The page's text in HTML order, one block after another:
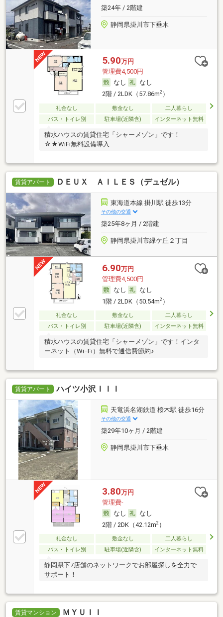
築24年 / 2階建
静岡県掛川市下垂木
5.90万円
管理費4,500円
なし
なし
2階 / 2LDK（57.86m2）
礼金なし 敷金なし
二人暮らし
バス・トイレ別
駐車場(近隣含) インターネット無料
積水ハウスの賃貸住宅「シャーメゾン」です！
☆★WiFi無料設備導入
賃貸アパート ＤＥＵＸ ＡＩＬＥＳ（デュゼル）
東海道本線 掛川駅 徒歩13分
その他の交通
築25年8ヶ月 / 2階建
静岡県掛川市緑ケ丘２丁目
6.90万円
管理費4,500円
なし
なし
1階 / 2LDK（50.54m2）
礼金なし 敷金なし
二人暮らし
バス・トイレ別
駐車場(近隣含) インターネット無料
積水ハウスの賃貸住宅「シャーメゾン」です！インタ
ーネット（Wi−Fi）無料で通信費節約♪
賃貸アパート ハイツ小沢ＩＩＩ
天竜浜名湖鉄道 桜木駅 徒歩16分
その他の交通
築29年10ヶ月 / 2階建
静岡県掛川市下垂木
3.80万円
管理費-
なし
なし
2階 / 2DK（42.12m2）
礼金なし 敷金なし
二人暮らし
バス・トイレ別
駐車場(近隣含) インターネット無料
静岡県下7店舗のネットワークでお部屋探しを全力で
サポート！
賃貸マンション ＭＹＵＩＩ